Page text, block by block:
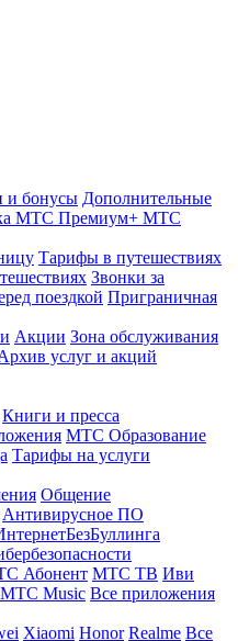
и бонусы Дополнительные
МТС Премиум+ МТС
Тарифы в путешествиях
Звонки за
поездкой Приграничная
Акции Зона обслуживания
услуг и акций
Книги и пресса
МТС Образование
Тарифы на услуги
Общение
Антивирусное ПО
Абонент МТС ТВ Иви
МТС Music Все приложения
Xiaomi Honor Realme Все